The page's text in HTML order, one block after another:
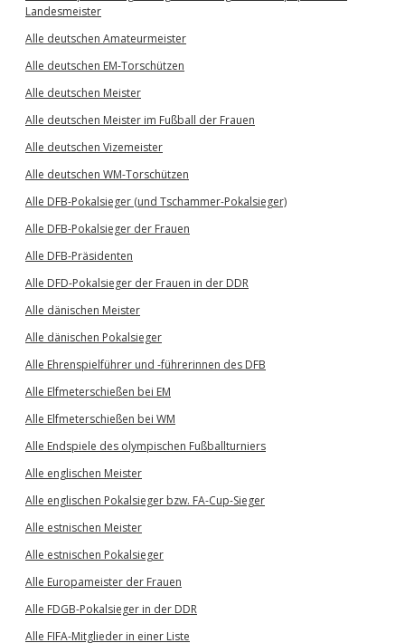
Landesmeister
Alle deutschen Amateurmeister
Alle deutschen EM-Torschützen
Alle deutschen Meister
Alle deutschen Meister im Fußball der Frauen
Alle deutschen Vizemeister
Alle deutschen WM-Torschützen
Alle DFB-Pokalsieger (und Tschammer-Pokalsieger)
Alle DFB-Pokalsieger der Frauen
Alle DFB-Präsidenten
Alle DFD-Pokalsieger der Frauen in der DDR
Alle dänischen Meister
Alle dänischen Pokalsieger
Alle Ehrenspielführer und -führerinnen des DFB
Alle Elfmeterschießen bei EM
Alle Elfmeterschießen bei WM
Alle Endspiele des olympischen Fußballturniers
Alle englischen Meister
Alle englischen Pokalsieger bzw. FA-Cup-Sieger
Alle estnischen Meister
Alle estnischen Pokalsieger
Alle Europameister der Frauen
Alle FDGB-Pokalsieger in der DDR
Alle FIFA-Mitglieder in einer Liste